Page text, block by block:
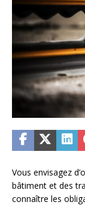
Vous envisagez
bâtiment et des
connaître les